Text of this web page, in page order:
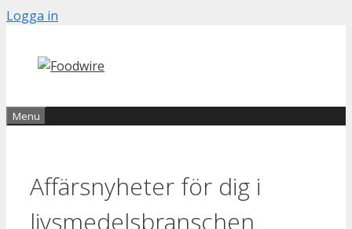
Skip
content
Logga in
Menu
Affärsnyheter för dig i
livsmedelsbranschen